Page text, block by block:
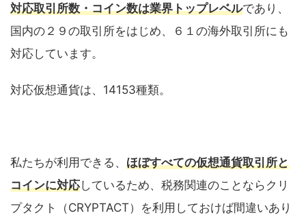
対応取引所数・コイン数は業界トップレベルであり、
国内の２９の取引所をはじめ、６１の海外取引所にも
対応しています。
対応仮想通貨は、14153種類。
私たちが利用できる、 ほぼすべての仮想通貨取引所と
コインに対応しているため、税務関連のことならクリ
プタクト（CRYPTACT）を利用しておけば間違いあり